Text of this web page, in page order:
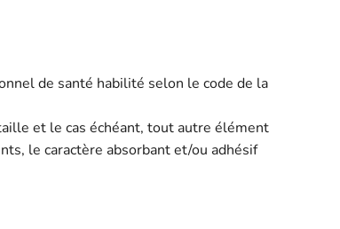
de santé habilité selon le code de la
et le cas échéant, tout autre élément
le caractère absorbant et/ou adhésif